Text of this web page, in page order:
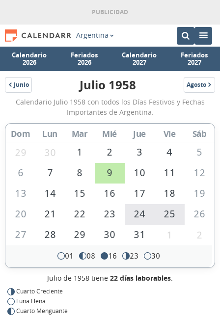
Argentina
Calendario
2026
Feriados
2026
Calendario
2027
Feriados
2027
Junio
1958
Calendario
Julio
1958
de
Argentina
Julio 1958 Agosto
1958
Calendario Julio 1958 con todos los Días Festivos y Fechas
Importantes de Argentina.
Dom Lun Mar Mié Jue Vie Sáb
29 30 1 2 3 4
5
6
7 8 9 10 11
12
13
14 15 16 17 18
19
20
21 22 23 24 25
26
27
28 29 30 31 1 2
01 08 16 23 30
Julio de 1958 tiene 22 días laborables.
Cuarto Creciente
Luna Llena
Cuarto Menguante